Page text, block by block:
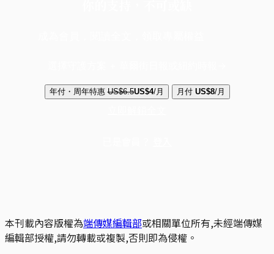
年付・周年特惠 US$6.5US$4/月 月付 US$8/月
本刊載內容版權為端傳媒編輯部或相關單位所有,未經端傳媒
編輯部授權,請勿轉載或複製,否則即為侵權。